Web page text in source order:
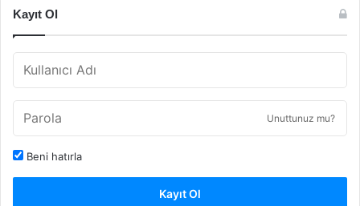
Kayıt Ol
Unuttunuz mu?
Beni hatırla
Kayıt Ol